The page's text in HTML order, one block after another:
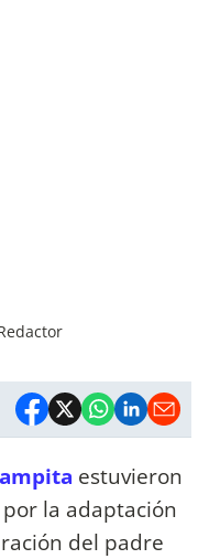
estuvieron
la adaptación
del padre